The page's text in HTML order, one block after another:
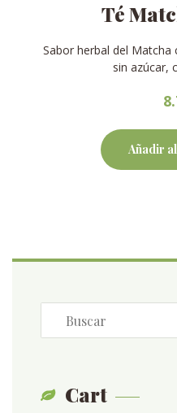
Té
Sabor herbal del
sin azúcar,
Añadir
Cart